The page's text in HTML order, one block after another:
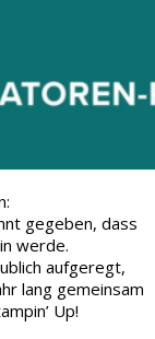
gegeben, dass
werde.
aufgeregt,
lang gemeinsam
Up!